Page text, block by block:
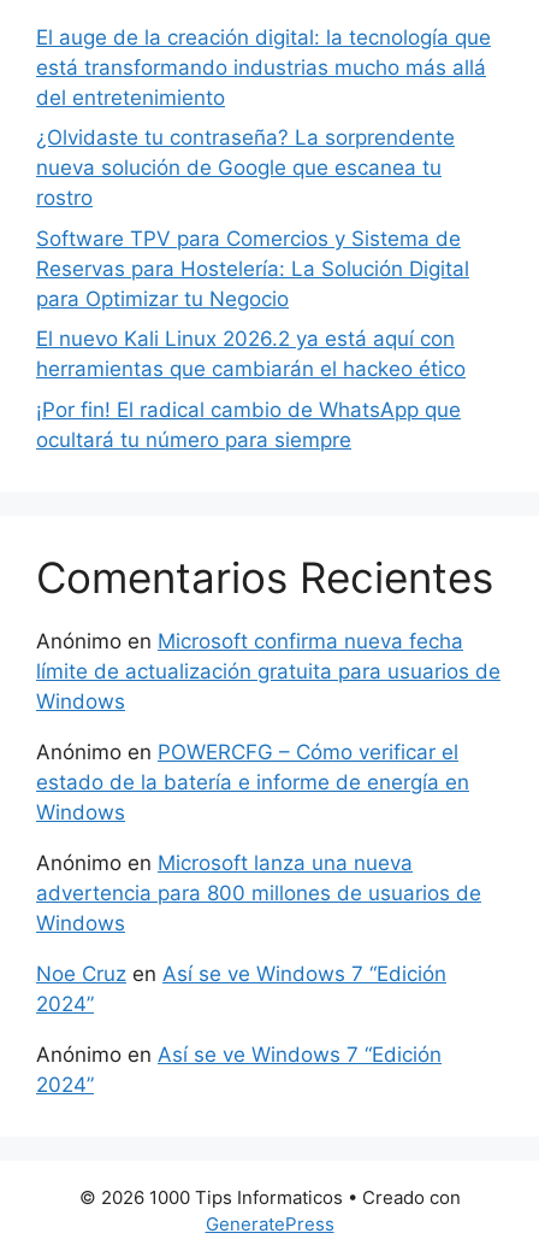
El auge de la creación digital: la tecnología que
está transformando industrias mucho más allá
del entretenimiento
¿Olvidaste tu contraseña? La sorprendente
nueva solución de Google que escanea tu
rostro
Software TPV para Comercios y Sistema de
Reservas para Hostelería: La Solución Digital
para Optimizar tu Negocio
El nuevo Kali Linux 2026.2 ya está aquí con
herramientas que cambiarán el hackeo ético
¡Por fin! El radical cambio de WhatsApp que
ocultará tu número para siempre
Comentarios Recientes
Anónimo en Microsoft confirma nueva fecha
límite de actualización gratuita para usuarios de
Windows
Anónimo en POWERCFG – Cómo verificar el
estado de la batería e informe de energía en
Windows
Anónimo en Microsoft lanza una nueva
advertencia para 800 millones de usuarios de
Windows
Noe Cruz en Así se ve Windows 7 “Edición
2024”
Anónimo en Así se ve Windows 7 “Edición
2024”
© 2026 1000 Tips Informaticos • Creado con
GeneratePress